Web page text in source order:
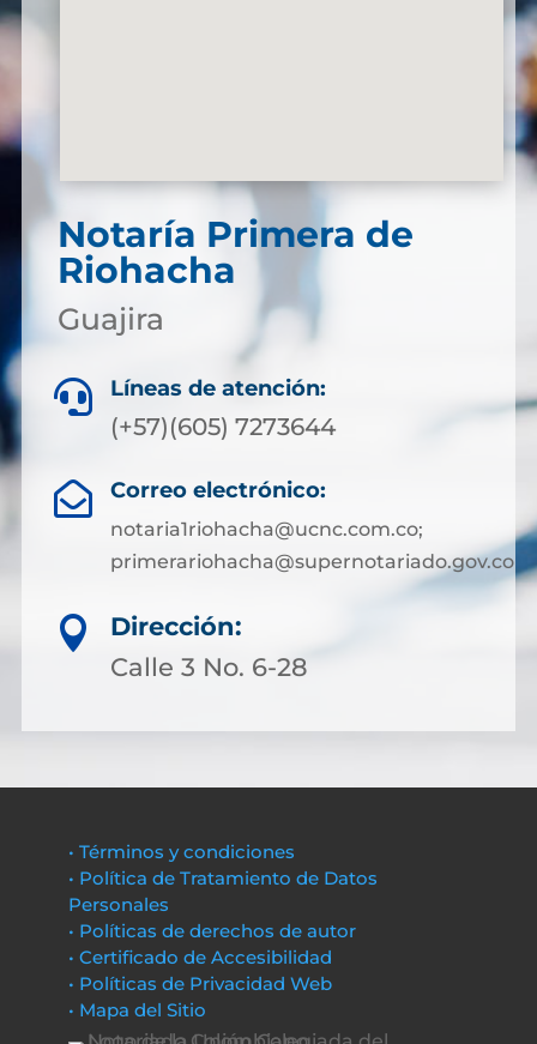
Notaría Primera de
Riohacha
Guajira
 Líneas de atención:
(+57)(605) 7273644
 Correo electrónico:
notaria1riohacha@ucnc.com.co;
primerariohacha@supernotariado.gov.co

Dirección:
Calle 3 No. 6-28
• Términos y condiciones
• Política de Tratamiento de Datos
Personales
• Políticas de derechos de autor
• Certificado de Accesibilidad
• Políticas de Privacidad Web
• Mapa del Sitio